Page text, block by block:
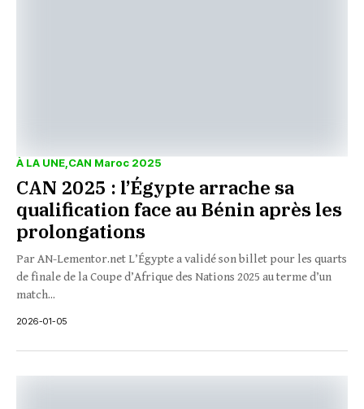
À LA UNE CAN Maroc 2025
CAN 2025 : l’Égypte arrache sa
qualification face au Bénin après les
prolongations
Par AN-Lementor.net L’Égypte a validé son billet pour les quarts
de finale de la Coupe d’Afrique des Nations 2025 au terme d’un
match...
2026-01-05